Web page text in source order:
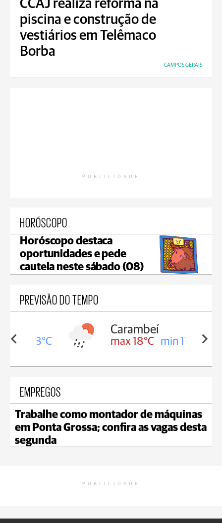
CCAJ realiza reforma na
piscina e construção de
vestiários em Telêmaco
Borba
CAMPOS GERAIS
PUBLICIDADE
HORÓSCOPO
Horóscopo destaca
oportunidades e pede
cautela neste sábado (08)
PREVISÃO DO TEMPO
18°C
Carambeí
max 18°C min 17°C
EMPREGOS
Trabalhe como montador de máquinas
em Ponta Grossa; confira as vagas desta
segunda
PUBLICIDADE